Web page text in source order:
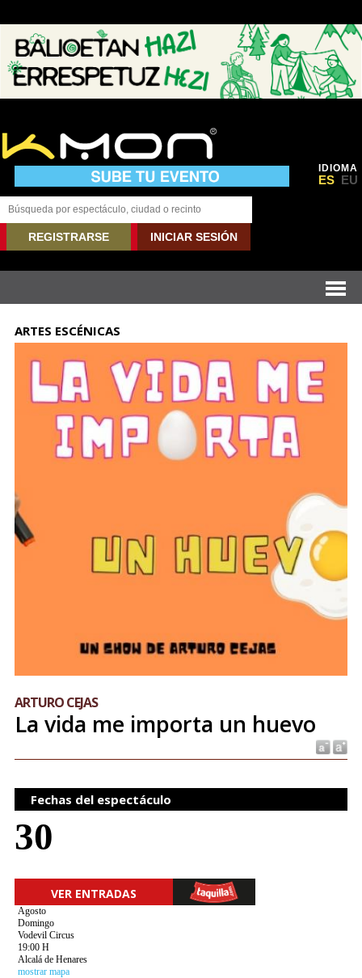
IDIOMA
ES EU
REGISTRARSE INICIAR SESIÓN
ARTES ESCÉNICAS
ARTURO CEJAS
La vida me importa un huevo
Fechas del espectáculo
30
VER ENTRADAS
Agosto
Domingo
Vodevil Circus
19:00 H
Alcalá de Henares
mostrar mapa